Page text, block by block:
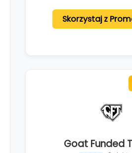
Skorzystaj z
Goat Funded